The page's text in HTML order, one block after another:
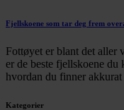
Fjellskoene som tar deg frem
Fottøyet er blant det aller
er de beste fjellskoene
hvordan du finner
Kategorier